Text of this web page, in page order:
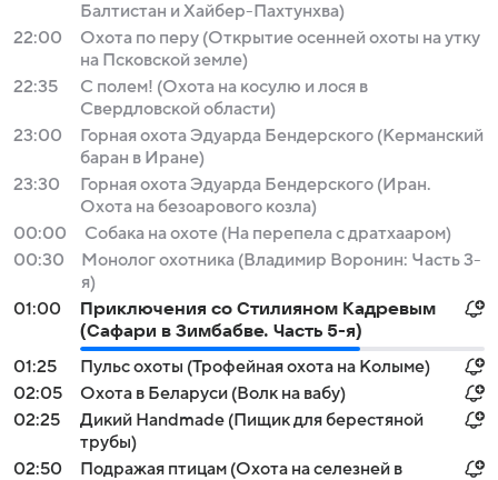
Балтистан и Хайбер-Пахтунхва)
22:00
Охота по перу (Открытие осенней охоты на утку
на Псковской земле)
22:35
С полем! (Охота на косулю и лося в
Свердловской области)
23:00
Горная охота Эдуарда Бендерского (Керманский
баран в Иране)
23:30
Горная охота Эдуарда Бендерского (Иран.
Охота на безоарового козла)
00:00
Собака на охоте (На перепела с дратхааром)
00:30
Монолог охотника (Владимир Воронин: Часть 3-
я)
01:00
Приключения со Стилияном Кадревым
(Сафари в Зимбабве. Часть 5-я)
01:25
Пульс охоты (Трофейная охота на Колыме)
02:05
Охота в Беларуси (Волк на вабу)
02:25
Дикий Handmade (Пищик для берестяной
трубы)
02:50
Подражая птицам (Охота на селезней в